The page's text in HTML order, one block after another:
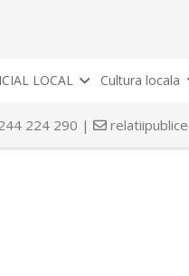
LOCAL Cultura locala
224 290 |